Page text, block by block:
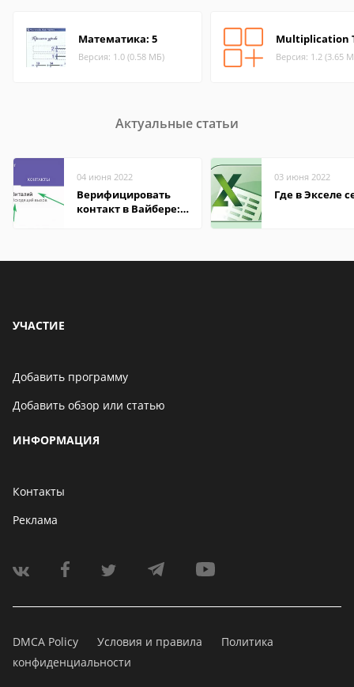
Математика: 5
Версия: 1.0 (0.58 МБ)
Multiplication
Версия: 1.2 (3.65
Актуальные статьи
04 июня 2022
Верифицировать
контакт в Вайбере:
03 июня 2022
Где в Экселе
УЧАСТИЕ
Добавить программу
Добавить обзор или статью
ИНФОРМАЦИЯ
Контакты
Реклама
DMCA Policy Условия и правила
Политика
конфиденциальности